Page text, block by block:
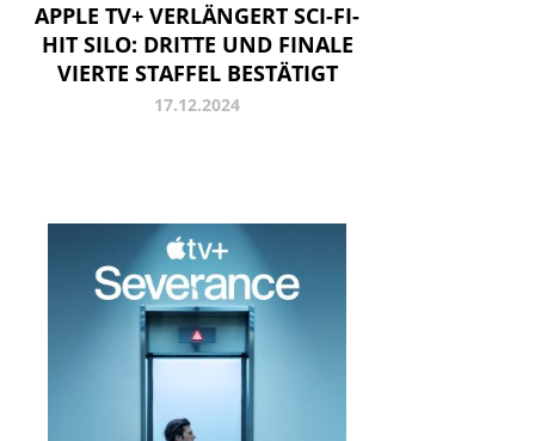
APPLE TV+ VERLÄNGERT SCI-FI-
HIT SILO: DRITTE UND FINALE
VIERTE STAFFEL BESTÄTIGT
17.12.2024